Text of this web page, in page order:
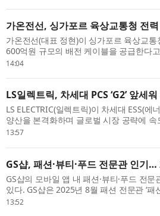
가온전선, 싱가포르 육상교통청 전
가온전선(대표 정현)이 싱가포르 육상교
600억원 규모의 배전 케이블을 공급한다
등록 후 첫 수주를 확보하며, 향후 MRT를
14:04
LS일렉트릭, 차세대 PCS ‘G2’ 앞세
LS ELECTRIC(일렉트릭)이 차세대 ESS(에
양산을 본격화하며 글로벌 시장 공략에
DC팩토리에서 구자균 회장을 비롯한 임
13:57
GS샵, 패션·뷰티·푸드 전문관 인기
GS샵의 모바일 앱 내 패션·뷰티·푸드 전
있다. GS샵은 2025년 8월 패션 전문관 ‘
‘뷰티#(샵)’과 식품 전문관 ‘맛있는 발견’
13:52